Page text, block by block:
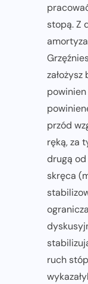
stopą. Z
przód
ręką, za
drugą
skręca
ruch